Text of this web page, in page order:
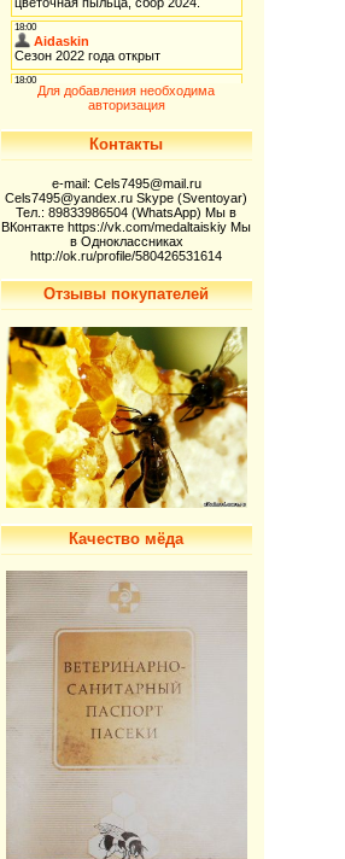
Для добавления необходима
авторизация
Контакты
e-mail: Cels7495@mail.ru
Cels7495@yandex.ru Skype (Sventoyar)
Тел.: 89833986504 (WhatsApp) Мы в
ВКонтакте https://vk.com/medaltaiskiy Мы
в Одноклассниках
http://ok.ru/profile/580426531614
Отзывы покупателей
Качество мёда